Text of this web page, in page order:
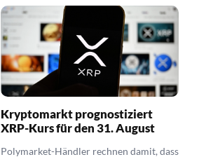
Kryptomarkt prognostiziert
XRP-Kurs für den 31. August
Polymarket-Händler rechnen damit, dass